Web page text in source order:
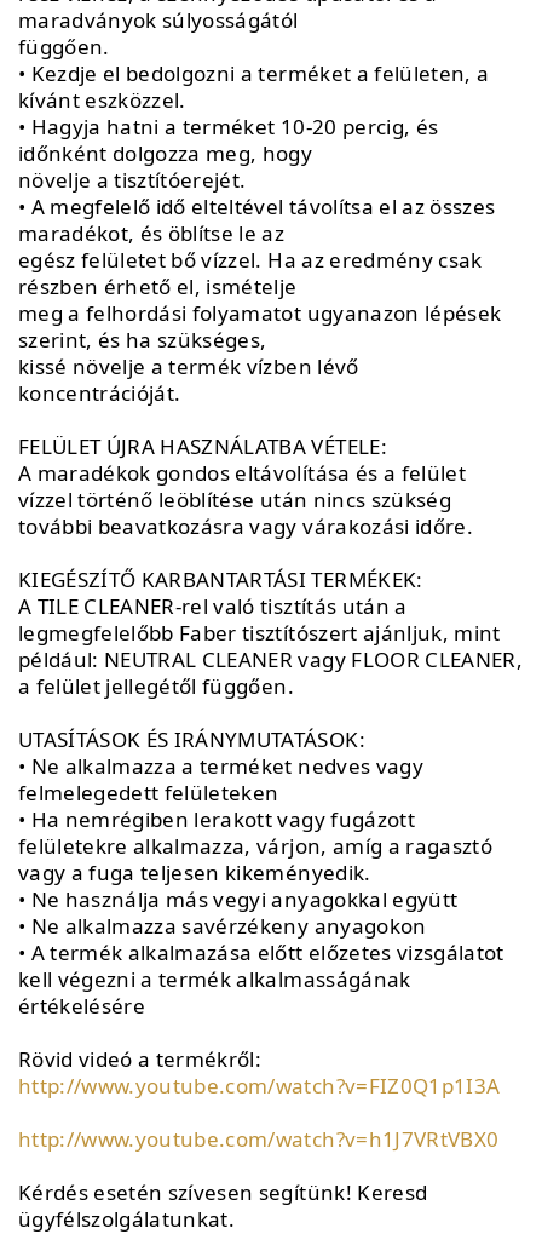
maradványok súlyosságától
függően.
• Kezdje el bedolgozni a terméket a felületen, a
kívánt eszközzel.
• Hagyja hatni a terméket 10-20 percig, és
időnként dolgozza meg, hogy
növelje a tisztítóerejét.
• A megfelelő idő elteltével távolítsa el az összes
maradékot, és öblítse le az
egész felületet bő vízzel. Ha az eredmény csak
részben érhető el, ismételje
meg a felhordási folyamatot ugyanazon lépések
szerint, és ha szükséges,
kissé növelje a termék vízben lévő
koncentrációját.
FELÜLET ÚJRA HASZNÁLATBA VÉTELE:
A maradékok gondos eltávolítása és a felület
vízzel történő leöblítése után nincs szükség
további beavatkozásra vagy várakozási időre.
KIEGÉSZÍTŐ KARBANTARTÁSI TERMÉKEK:
A TILE CLEANER-rel való tisztítás után a
legmegfelelőbb Faber tisztítószert ajánljuk, mint
például: NEUTRAL CLEANER vagy FLOOR CLEANER,
a felület jellegétől függően.
UTASÍTÁSOK ÉS IRÁNYMUTATÁSOK:
• Ne alkalmazza a terméket nedves vagy
felmelegedett felületeken
• Ha nemrégiben lerakott vagy fugázott
felületekre alkalmazza, várjon, amíg a ragasztó
vagy a fuga teljesen kikeményedik.
• Ne használja más vegyi anyagokkal együtt
• Ne alkalmazza savérzékeny anyagokon
• A termék alkalmazása előtt előzetes vizsgálatot
kell végezni a termék alkalmasságának
értékelésére
Rövid videó a termékről:
http://www.youtube.com/watch?v=FIZ0Q1p1I3A
http://www.youtube.com/watch?v=h1J7VRtVBX0
Kérdés esetén szívesen segítünk! Keresd
ügyfélszolgálatunkat.